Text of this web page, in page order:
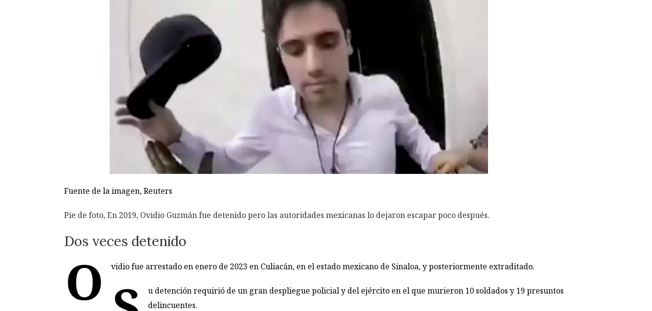
Fuente de la imagen,Reuters
Pie de foto,En 2019, Ovidio Guzmán fue detenido pero las autoridades mexicanas lo dejaron escapar poco después.
Dos veces detenido
O vidio fue arrestado en enero de 2023 en Culiacán, en el estado mexicano de Sinaloa, y posteriormente extraditado.
u detención requirió de un gran despliegue policial y del ejército en el que murieron 10 soldados y 19 presuntos
delincuentes.